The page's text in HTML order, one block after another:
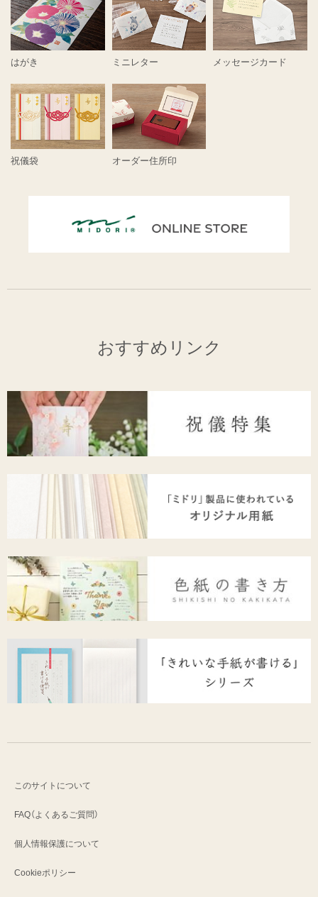
はがき ミニレター メッセージカード
祝儀袋 オーダー住所印
おすすめリンク
このサイトについて
FAQ（よくあるご質問）
個人情報保護について
Cookieポリシー